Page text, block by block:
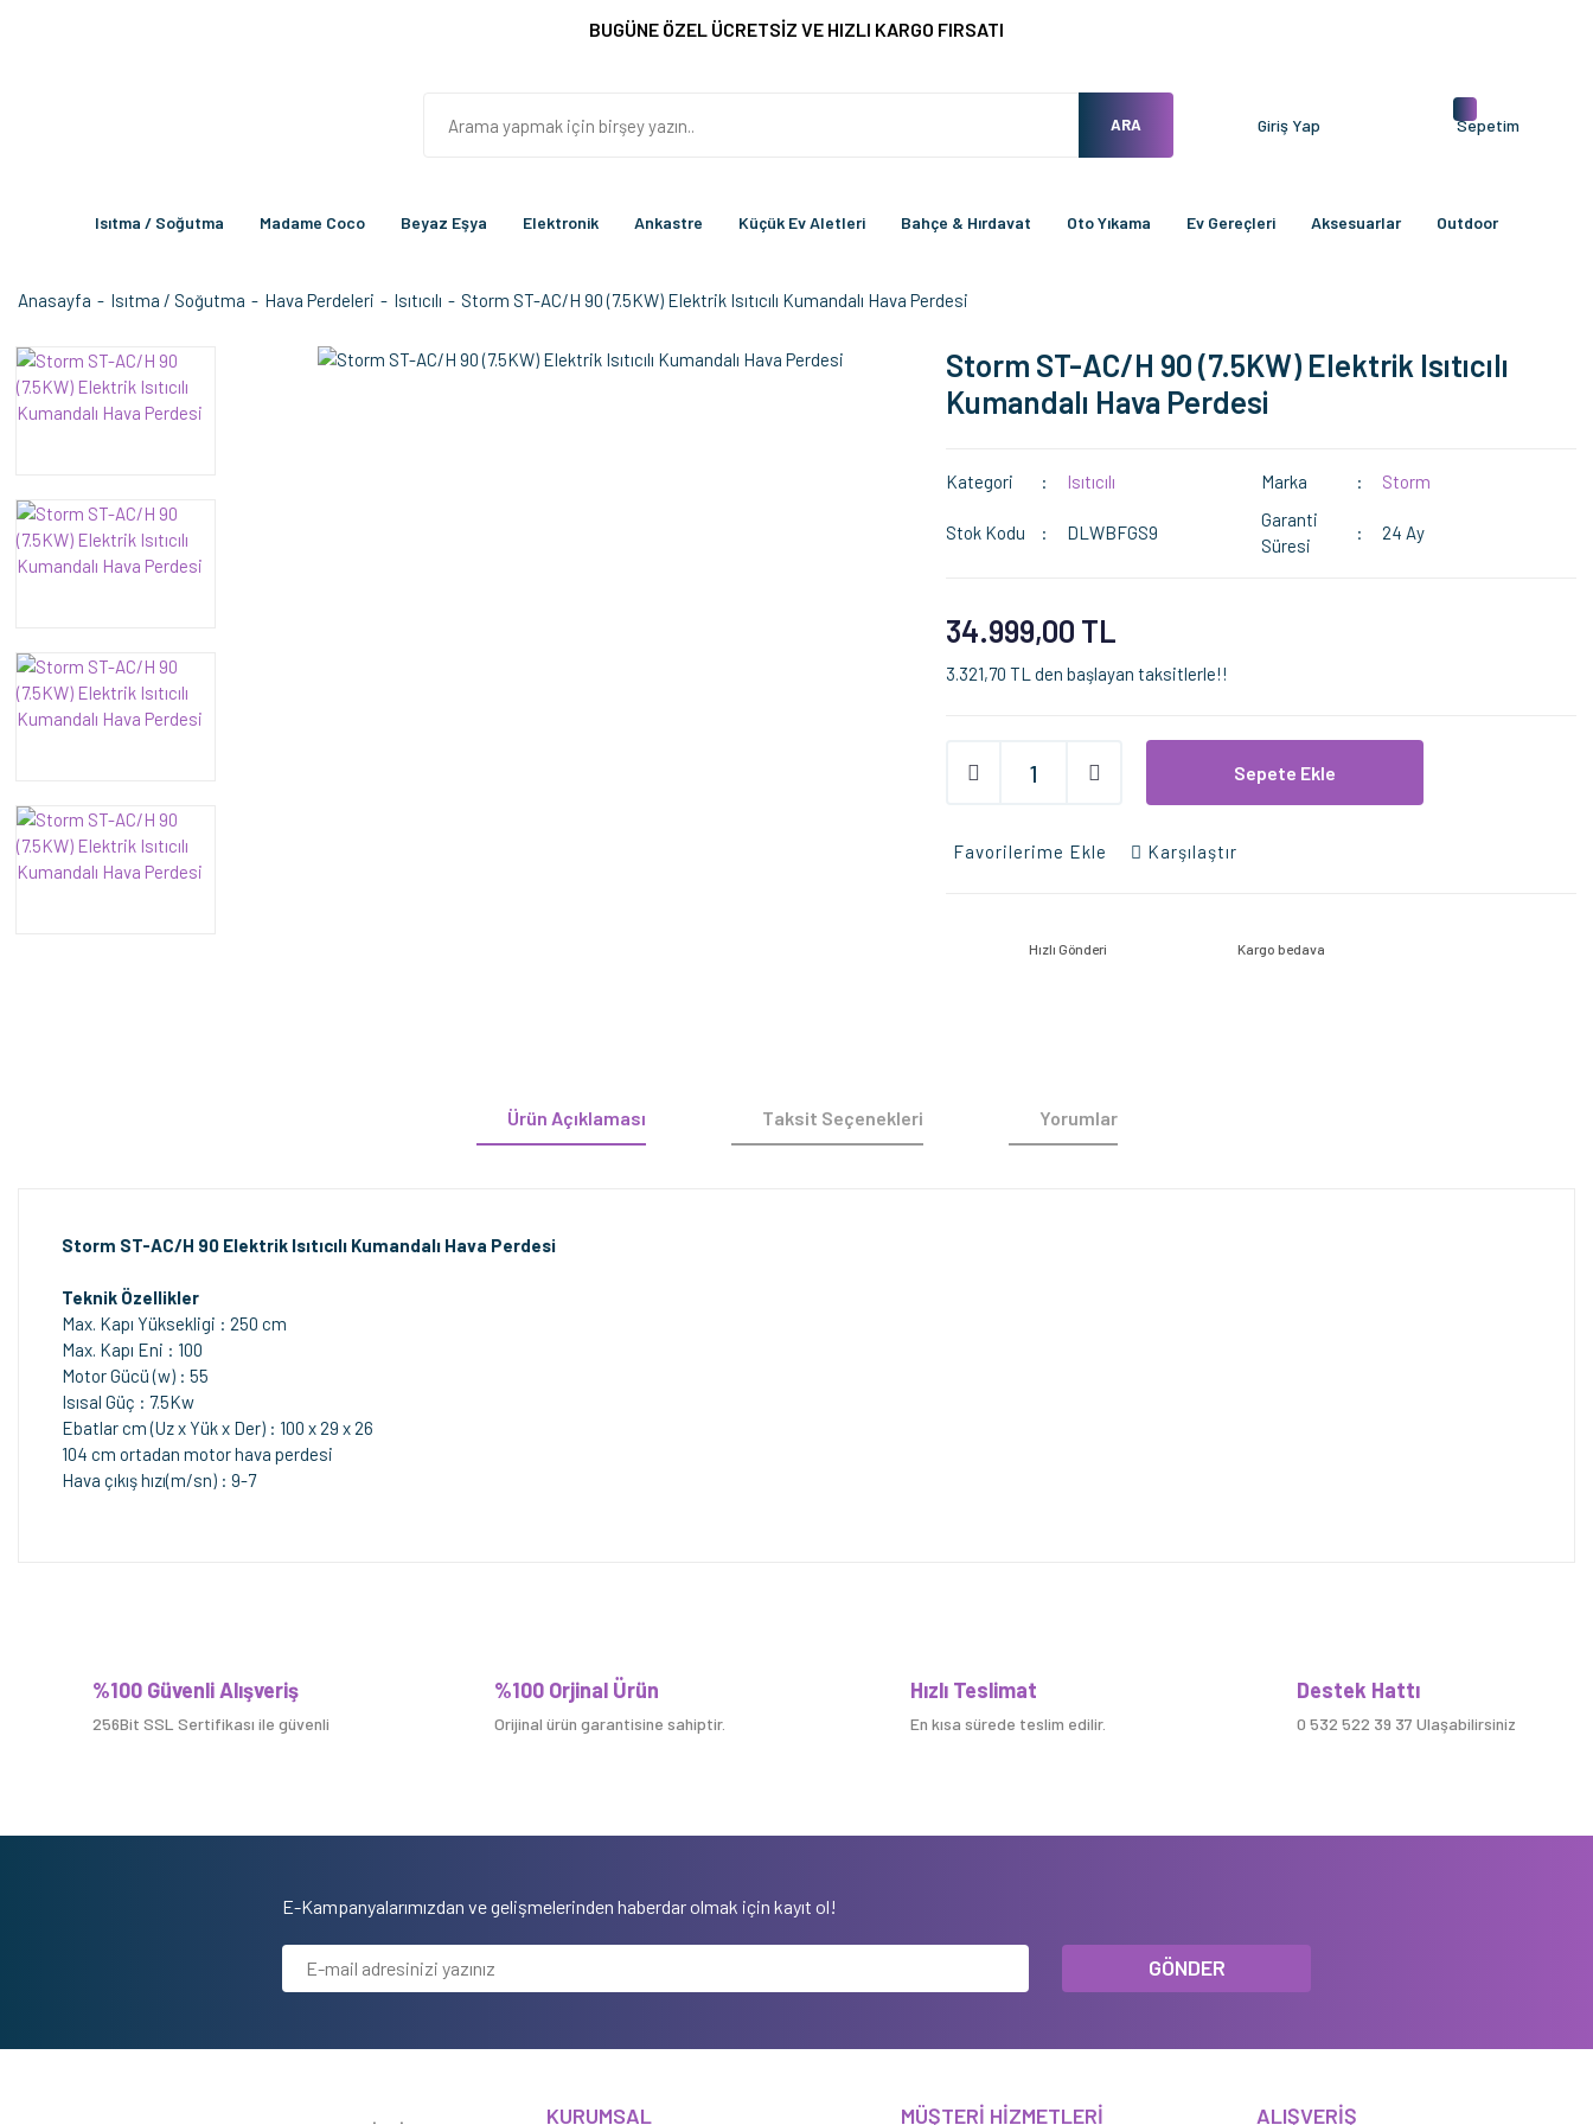
BUGÜNE ÖZEL ÜCRETSİZ VE HIZLI KARGO FIRSATI
ARA Giriş Yap Sepetim
Isıtma / Soğutma Madame Coco Beyaz Eşya Elektronik Ankastre Küçük Ev Aletleri Bahçe & Hırdavat Oto Yıkama Ev Gereçleri Aksesuarlar Outdoor
Anasayfa Isıtma / Soğutma Hava Perdeleri Isıtıcılı Storm ST-AC/H 90 (7.5KW) Elektrik Isıtıcılı Kumandalı Hava Perdesi
Storm ST-AC/H 90 (7.5KW) Elektrik Isıtıcılı
Kumandalı Hava Perdesi
Kategori Isıtıcılı Marka Storm
Stok Kodu DLWBFGS9
Garanti
Süresi
24 Ay
34.999,00 TL
3.321,70 TL den başlayan taksitlerle!!
Sepete Ekle
Favorilerime Ekle Karşılaştır
Hızlı Gönderi Kargo bedava
Ürün Açıklaması Taksit Seçenekleri Yorumlar
Storm ST-AC/H 90 Elektrik Isıtıcılı Kumandalı Hava Perdesi
Teknik Özellikler
Max. Kapı Yüksekligi : 250 cm
Max. Kapı Eni : 100
Motor Gücü (w) : 55
Isısal Güç : 7.5Kw
Ebatlar cm (Uz x Yük x Der) : 100 x 29 x 26
104 cm ortadan motor hava perdesi
Hava çıkış hızı(m/sn) : 9-7
%100 Güvenli Alışveriş
256Bit SSL Sertifikası ile güvenli
%100 Orjinal Ürün
Orijinal ürün garantisine sahiptir.
Hızlı Teslimat
En kısa sürede teslim edilir.
Destek Hattı
0 532 522 39 37 Ulaşabilirsiniz
E-Kampanyalarımızdan ve gelişmelerinden haberdar olmak için kayıt ol!
GÖNDER
KURUMSAL MÜŞTERİ HİZMETLERİ ALIŞVERİŞ